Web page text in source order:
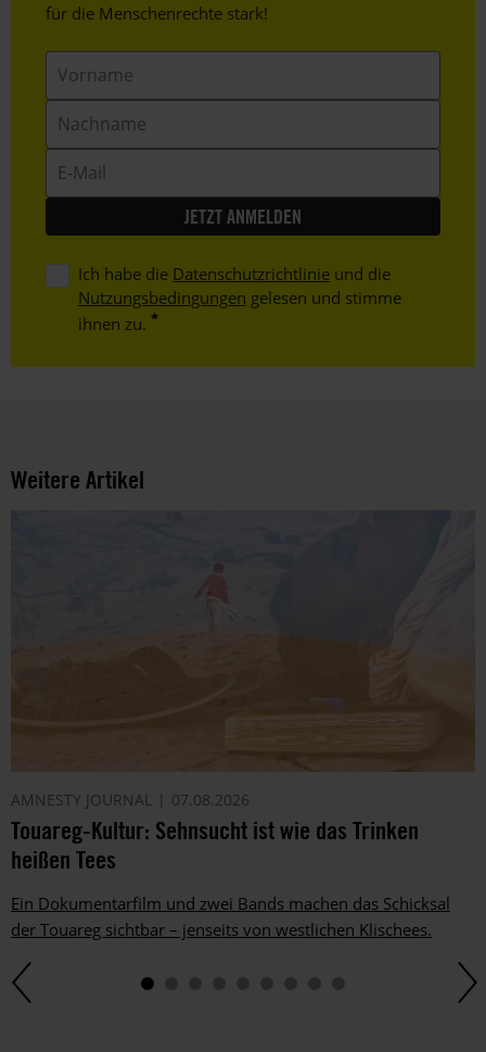
Text
für die Menschenrechte stark!
Mail
Ich habe die Datenschutzrichtlinie und die
Nutzungsbedingungen gelesen und stimme
ihnen zu.
Weitere Artikel
AMNESTY JOURNAL 07.08.2026
Touareg-Kultur: Sehnsucht ist wie das Trinken
heißen Tees
Ein Dokumentarfilm und zwei Bands machen das Schicksal
der Touareg sichtbar – jenseits von westlichen Klischees.